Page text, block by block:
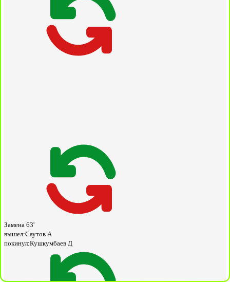
Замена 63'
вышел:Саутов А
покинул:Кушкумбаев Д